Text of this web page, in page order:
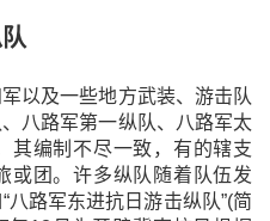
以及一些地方武装、游击队
八路军第一纵队、八路军太
其编制不尽一致，有的辖支
或团。许多纵队随着队伍发
路军东进抗日游击纵队”(简